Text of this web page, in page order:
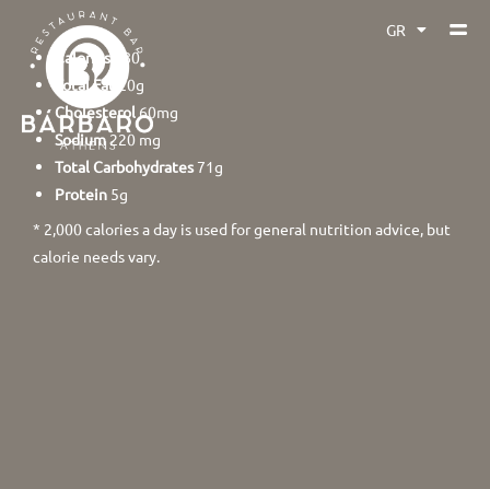
GR
EN
Calories 480
Total Fat
20g
Cholesterol60mg
Sodium220 mg
Total Carbohydrates 71g
Protein 5g
* 2,000 calories a day is used for general nutrition advice, but
calorie needs vary.